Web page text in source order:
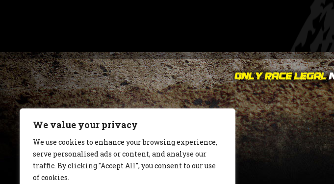
We value your privacy
We use cookies to enhance your browsing experience,
serve personalised ads or content, and analyse our
traffic. By clicking "Accept All", you consent to our use
of cookies.